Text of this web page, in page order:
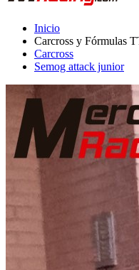
Carcross y Fórmulas TT
Carcross
Semog attack junior